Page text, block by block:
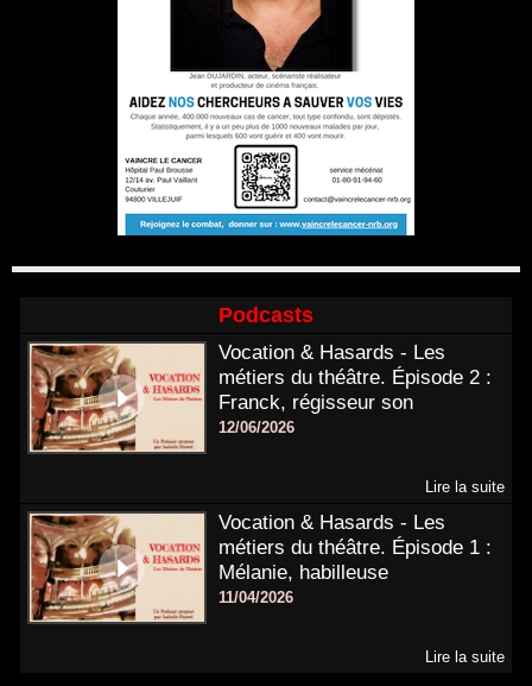
Podcasts
Vocation & Hasards - Les
métiers du théâtre. Épisode 2 :
Franck, régisseur son
12/06/2026
Lire la suite
Vocation & Hasards - Les
métiers du théâtre. Épisode 1 :
Mélanie, habilleuse
11/04/2026
Lire la suite